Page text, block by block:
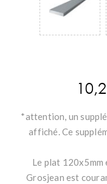
*attention, un
affiché. Ce
Le plat 120x5mm
Grosjean est